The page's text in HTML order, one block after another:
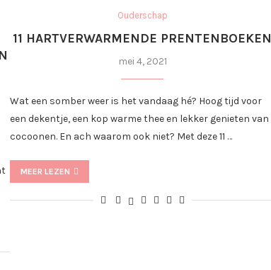
Ouderschap
11 HARTVERWARMENDE PRENTENBOEKEN
mei 4, 2021
Wat een somber weer is het vandaag hé? Hoog tijd voor
een dekentje, een kop warme thee en lekker genieten van
cocoonen. En ach waarom ook niet? Met deze 11 …
MEER LEZEN